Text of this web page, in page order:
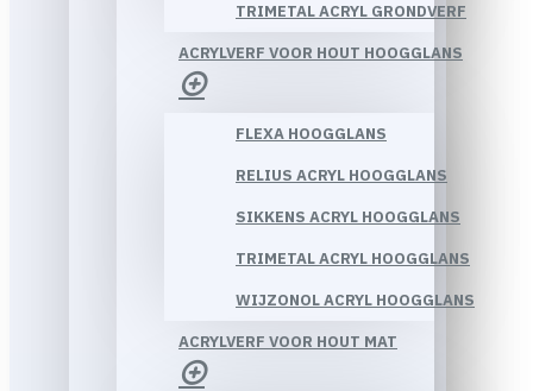
TRIMETAL ACRYL GRONDVERF
ACRYLVERF VOOR HOUT HOOGGLANS
FLEXA HOOGGLANS
RELIUS ACRYL HOOGGLANS
SIKKENS ACRYL HOOGGLANS
TRIMETAL ACRYL HOOGGLANS
WIJZONOL ACRYL HOOGGLANS
ACRYLVERF VOOR HOUT MAT